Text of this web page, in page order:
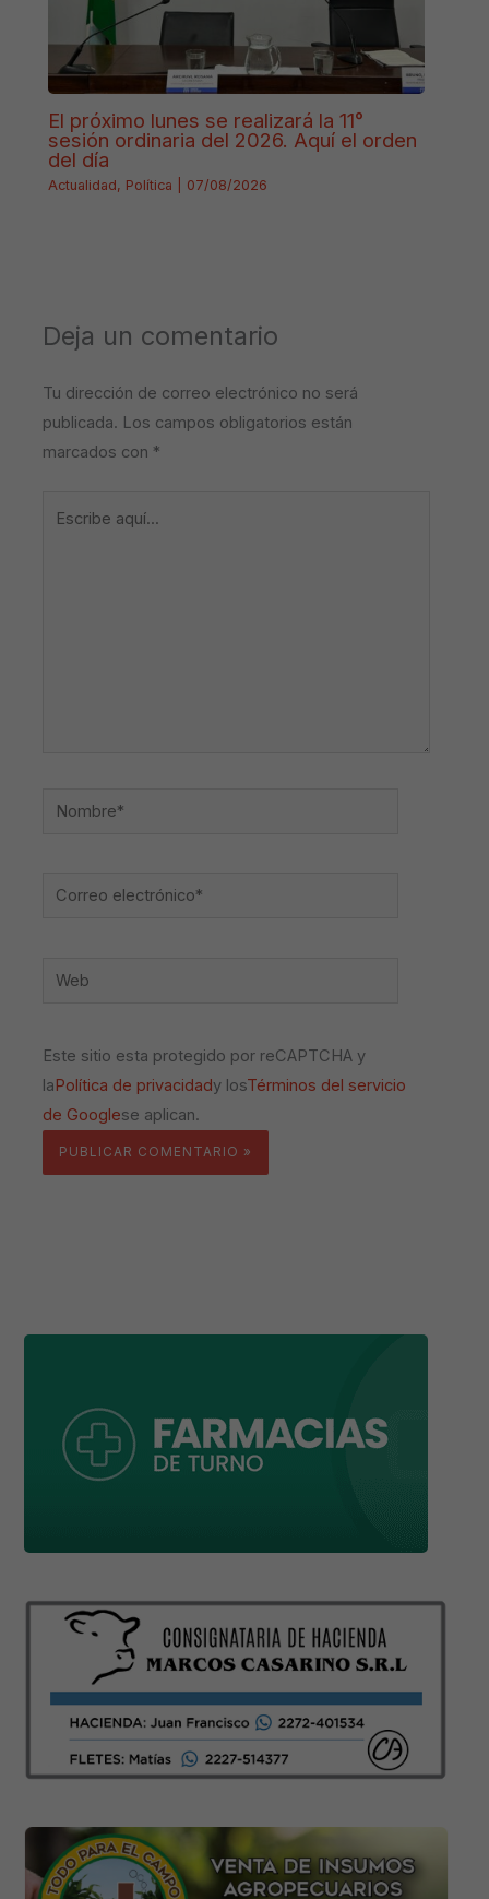
El próximo lunes se realizará la 11°
sesión ordinaria del 2026. Aquí el orden
del día
Actualidad, Política 07/08/2026
Deja un comentario
Tu dirección de correo electrónico no será
publicada. Los campos obligatorios están
marcados con *
Nombre*
Correo
Web
Este sitio esta protegido por reCAPTCHA y
laPolítica de privacidady losTérminos del servicio
de Googlese aplican.